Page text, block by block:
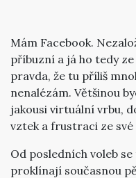
Mám Facebook.
příbuzní a já ho tedy
pravda, že tu příliš
nenalézám. Většinou
jakousi virtuální vrbu,
vztek a frustraci ze
Od posledních voleb
proklínají současnou